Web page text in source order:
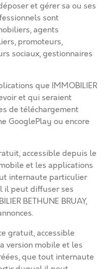
et gérer sa ou ses
sont
agents
promoteurs,
sociaux, gestionnaires
que IMMOBILIER
et qui seraient
de téléchargement
GooglePlay ou encore
accessible depuis le
et les applications
internaute particulier
il peut diffuser ses
BETHUNE BRUAY,
gratuit, accessible
version mobile et les
que tout internaute